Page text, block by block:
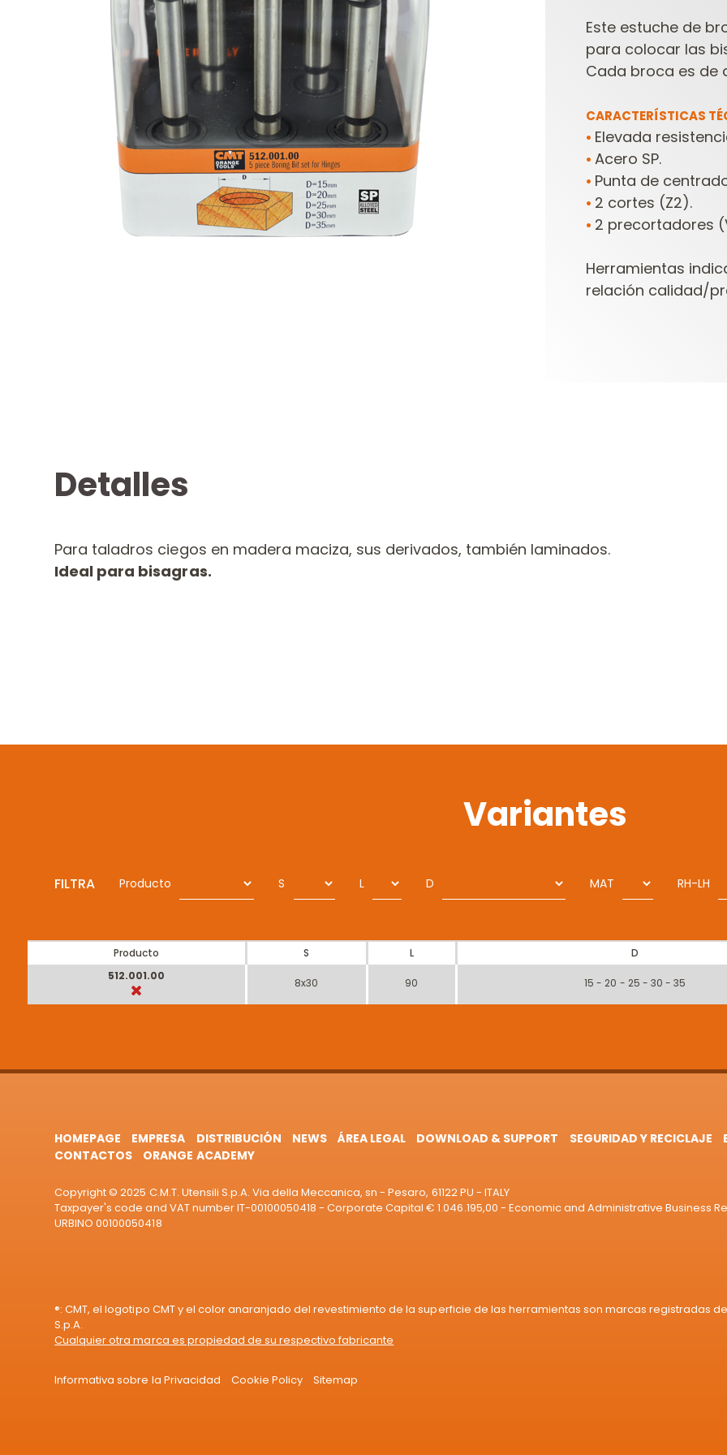
SIERRAS CIRCULARES
HOJAS DE SIERRAS
SABLES
CABEZALES
CUCHILLAS
ESTUCHES DE
FRESAS PARA
FRESADORAS
Este estuche de
para colocar las
Cada broca es de
CARACTERÍSTICAS
• Elevada
•Acero SP.
• Punta de
• 2 cortes (Z2).
• 2 precortadores
Herramientas
relación calidad/
Detalles
Para taladros ciegos en madera maciza, sus derivados, también laminados.
Ideal para bisagras.
Variantes
FILTRA Producto S L D MAT RH-LH
Producto S L D
512.001.00
8x30 90 15 - 20 - 25 - 30 - 35
HOMEPAGE EMPRESA DISTRIBUCIÓN NEWS ÁREA LEGAL DOWNLOAD & SUPPORT SEGURIDAD Y RECICLAJE
CONTACTOS
ORANGE ACADEMY
Copyright © 2025 C.M.T. Utensili S.p.A. Via della Meccanica, sn - Pesaro, 61122 PU - ITALY
Taxpayer's code and VAT number IT-00100050418 - Corporate Capital € 1.046.195,00 - Economic and Administrative Business
URBINO 00100050418
®: CMT, el logotipo CMT y el color anaranjado del revestimiento de la superficie de las herramientas son marcas registradas de
S.p.A.
Cualquier otra marca es propiedad de su respectivo fabricante
Informativa sobre la Privacidad Cookie Policy Sitemap